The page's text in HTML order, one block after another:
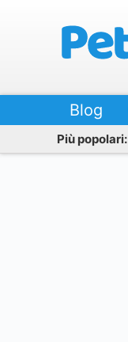
Blog
Più popolari: